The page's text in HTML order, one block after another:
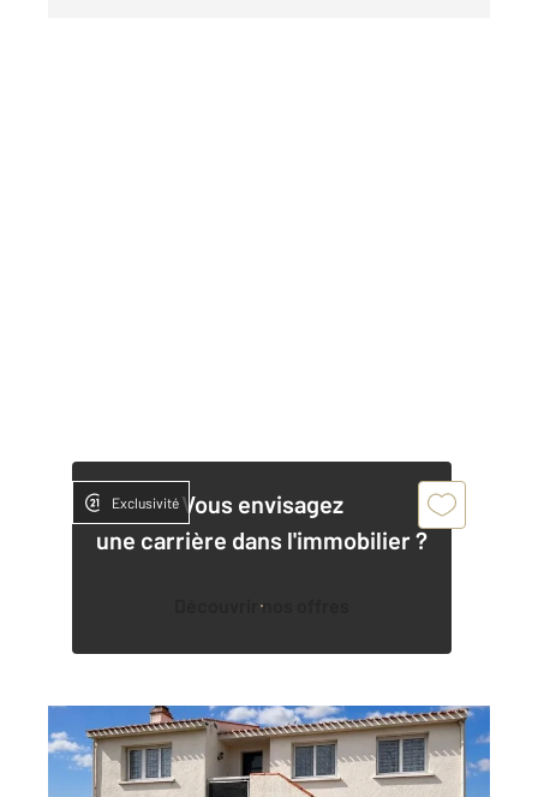
Vous envisagez
une carrière dans l'immobilier ?
Découvrir nos offres
Exclusivité
ST HILAIRE DE RIEZ 85
147,35 m2, 6 pièces
Ref : 4011